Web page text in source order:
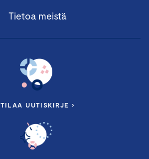
Tietoa meistä
TILAA UUTISKIRJE ›